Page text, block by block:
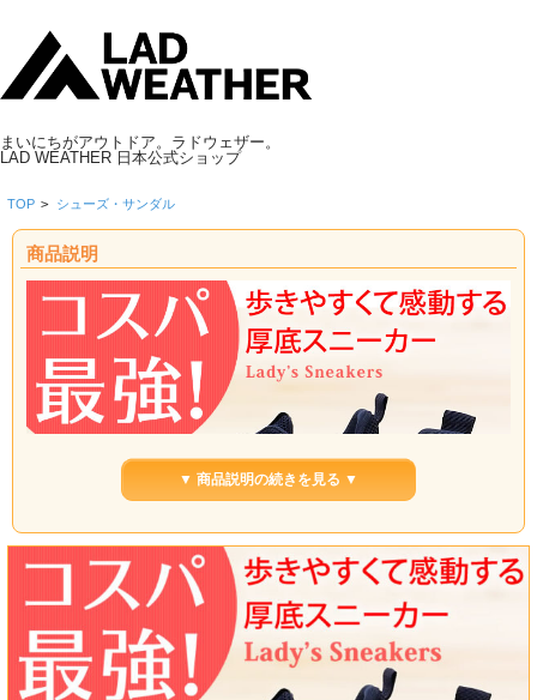
まいにちがアウトドア。ラドウェザー。
LAD WEATHER 日本公式ショップ
TOP > シューズ・サンダル
商品説明
▼ 商品説明の続きを見る ▼